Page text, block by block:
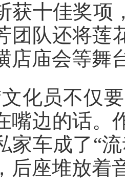
获十佳奖项
团队还将莲
店庙会等舞
员不仅要
嘴边的话。
家车成了“
后座堆放着